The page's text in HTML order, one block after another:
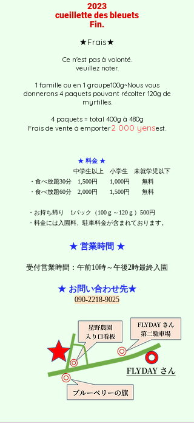
2023
cueillette des bleuets
​Fin.
★Frais★
Ce n'est pas à volonté.
veuillez noter.
1 famille ou en 1 groupe100g~Nous vous
donnerons 4 paquets pouvant récolter 120g de
myrtilles.
4 paquets = total 400g à 480g
Frais de vente à emporter2 000 yensest.
★ 料金 ★
中学生以上 小学生 ​ 未就学児以下
・食べ放題30分 1,500円 1,000円 無料
・食べ放題60分 2,000円 1,500円 無料
・​お持ち帰り
1パック（100ｇ～120ｇ）500円
・​料金には入園料、駐車料金が含まれております。
★ 営業時間 ★
受付​営業時間：午前10時～午後2時最終入園
★ お問い合わせ先★
090-2218-9025